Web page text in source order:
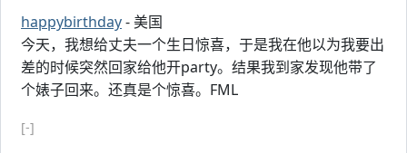
happybirthday- 美国
今天，我想给丈夫一个生日惊喜，于是我在他以为我要出
差的时候突然回家给他开party。结果我到家发现他带了
个婊子回来。还真是个惊喜。FML
[-]